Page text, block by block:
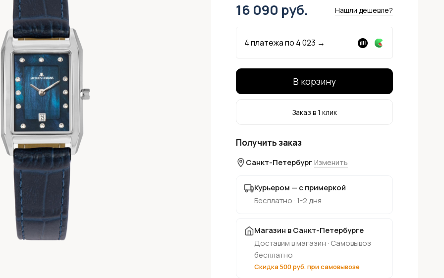
16 090 руб. Нашли дешевле?
4 платежа по 4 023 →
В корзину
Заказ в 1 клик
Получить заказ
Санкт-Петербург Изменить
Курьером — с примеркой
Бесплатно · 1-2 дня
Магазин в Санкт-Петербурге
Доставим в магазин · Самовывоз
бесплатно
Скидка 500 руб. при самовывозе